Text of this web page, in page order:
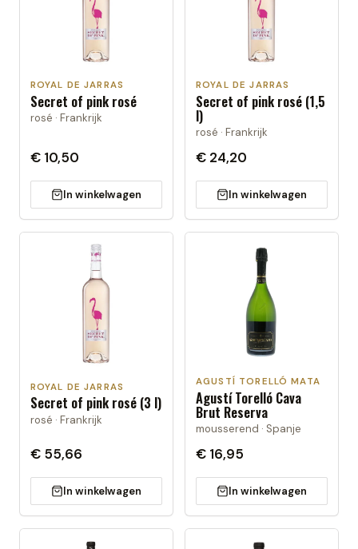
ROYAL DE JARRAS
Secret of pink rosé
rosé · Frankrijk
€ 10,50
In winkelwagen
ROYAL DE JARRAS
Secret of pink rosé (1,5
l)
rosé · Frankrijk
€ 24,20
In winkelwagen
ROYAL DE JARRAS
Secret of pink rosé (3 l)
rosé · Frankrijk
€ 55,66
In winkelwagen
AGUSTÍ TORELLÓ MATA
Agustí Torelló Cava
Brut Reserva
mousserend · Spanje
€ 16,95
In winkelwagen